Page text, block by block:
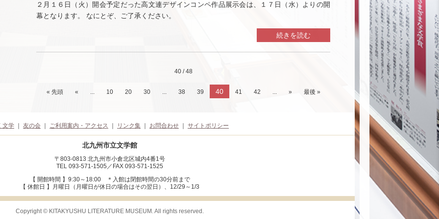
２月１６日（火）開会予定だった高文連デザインコンペ作品展示会は、１７日（水）よりの開
幕となります。 なにとぞ、ご了承ください。
続きを読む
40 / 48
« 先頭 « ... 10 20 30 ... 38 39 40 41 42 ... » 最後 »
文学 友の会 ご利用案内・アクセス リンク集 お問合わせ サイトポリシー
北九州市立文学館
〒803-0813 北九州市小倉北区城内4番1号
TEL 093-571-1505／FAX 093-571-1525
【 開館時間 】9:30～18:00
＊入館は閉館時間の30分前まで
【 休館日 】月曜日（月曜日が休日の場合はその翌日）、12/29～1/3
Copyright © KITAKYUSHU LITERATURE MUSEUM. All rights reserved.